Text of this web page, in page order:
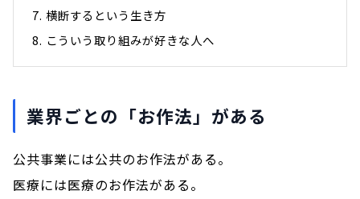
横断するという生き方
こういう取り組みが好きな人へ
業界ごとの「お作法」がある
公共事業には公共のお作法がある。
医療には医療のお作法がある。